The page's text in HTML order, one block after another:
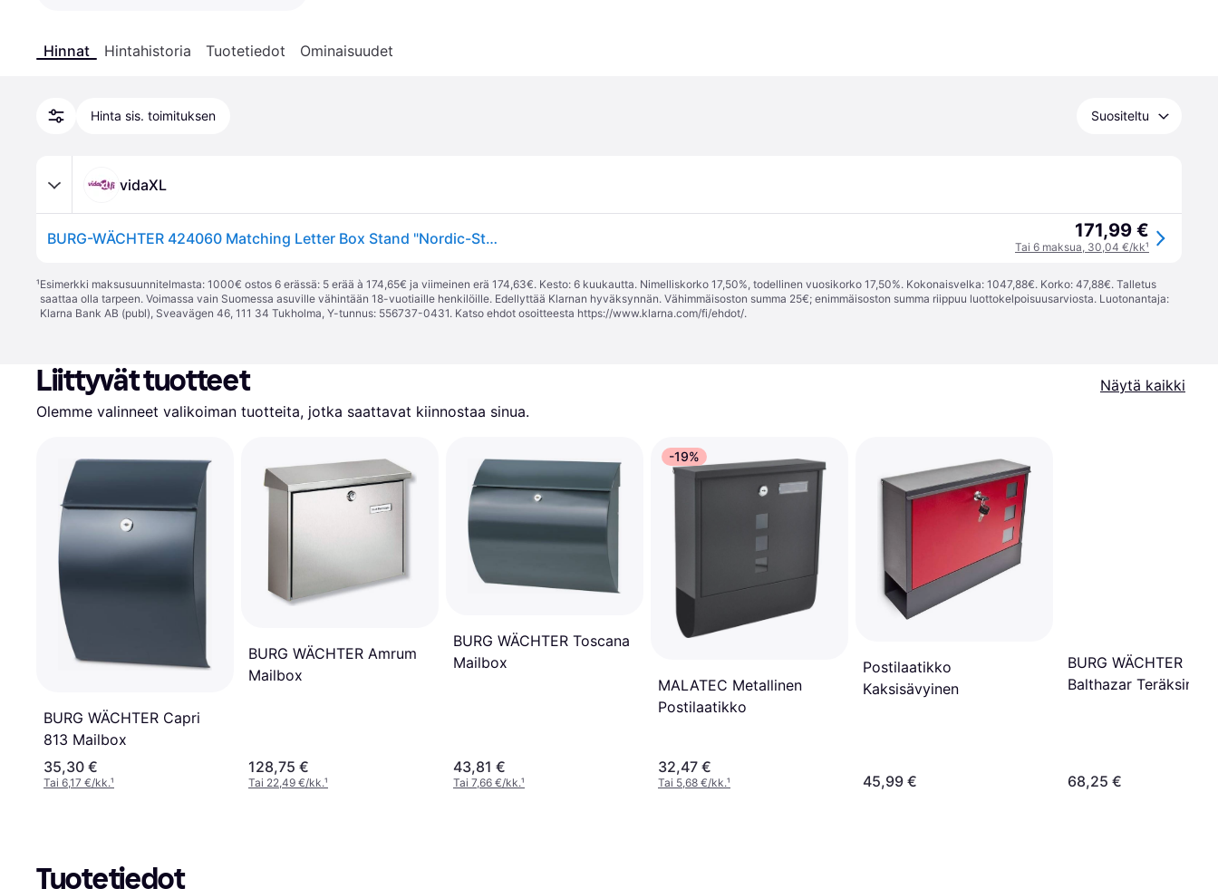
Hinnat Hintahistoria Tuotetiedot Ominaisuudet
Hinta sis. toimituksen Suositeltu
vidaXL
BURG-WÄCHTER 424060 Matching Letter Box Stand "Nordic-Stander 3685 Ni" 171,99 €
Tai 6 maksua, 30,04 €/kk¹
¹Esimerkki maksusuunnitelmasta: 1000€ ostos 6 erässä: 5 erää à 174,65€ ja viimeinen erä 174,63€. Kesto: 6 kuukautta. Nimelliskorko 17,50%, todellinen vuosikorko 17,50%. Kokonaisvelka: 1047,88€. Korko: 47,88€. Talletus
saattaa olla tarpeen. Voimassa vain Suomessa asuville vähintään 18-vuotiaille henkilöille. Edellyttää Klarnan hyväksynnän. Vähimmäisoston summa 25€; enimmäisoston summa riippuu luottokelpoisuusarviosta. Luotonantaja:
Klarna Bank AB (publ), Sveavägen 46, 111 34 Tukholma, Y-tunnus: 556737-0431. Katso ehdot osoitteesta https://www.klarna.com/fi/ehdot/.
Liittyvät tuotteet
Näytä kaikki
Olemme valinneet valikoiman tuotteita, jotka saattavat kiinnostaa sinua.
BURG WÄCHTER Capri
813 Mailbox
35,30 €
Tai 6,17 €/kk.¹
BURG WÄCHTER Amrum
Mailbox
128,75 €
Tai 22,49 €/kk.¹
BURG WÄCHTER Toscana
Mailbox
43,81 €
Tai 7,66 €/kk.¹
-19%
MALATEC Metallinen
Postilaatikko
32,47 €
Tai 5,68 €/kk.¹
Postilaatikko
Kaksisävyinen
45,99 €
BURG WÄCHTER
Balthazar Teräksinen
68,25 €
Tuotetiedot